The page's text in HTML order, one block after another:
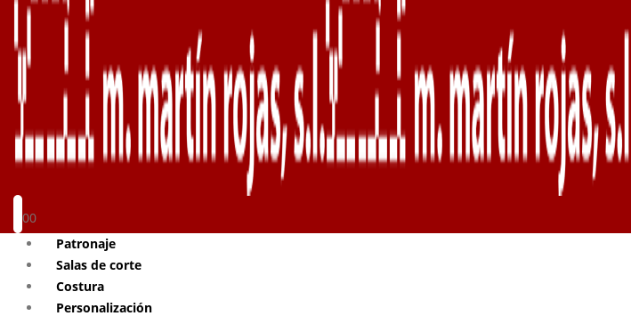
00
Patronaje
Salas de corte
Costura
Personalización